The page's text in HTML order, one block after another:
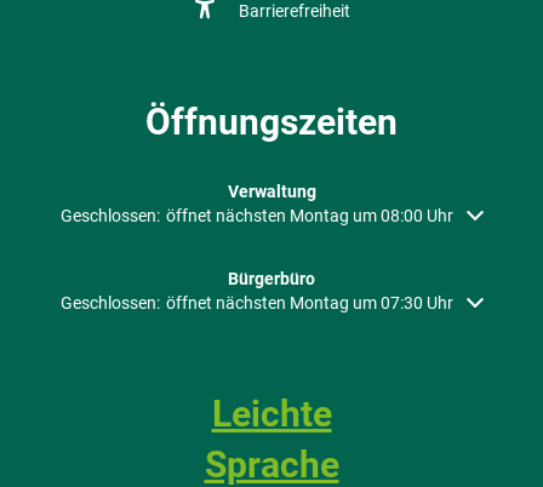
Barrierefreiheit
Öffnungszeiten
Verwaltung
Klicken, um weitere Öffnungs- oder Schließzeiten auszublenden
Geschlossen: öffnet nächsten Montag um 08:00 Uhr
Bürgerbüro
Klicken, um weitere Öffnungs- oder Schließzeiten auszublenden
Geschlossen: öffnet nächsten Montag um 07:30 Uhr
Leichte
Sprache